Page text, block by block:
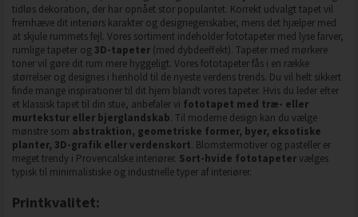
tidløs dekoration, der har opnået stor popularitet. Korrekt udvalgt tapet vil
fremhæve dit interiørs karakter og designegenskaber, mens det hjælper med
at skjule rummets fejl. Vores sortiment indeholder fototapeter med lyse farver,
rumlige tapeter og 3D-tapeter (med dybdeeffekt). Tapeter med mørkere
toner vil gøre dit rum mere hyggeligt. Vores fototapeter fås i en række
størrelser og designes i henhold til de nyeste verdens trends. Du vil helt sikkert
finde mange inspirationer til dit hjem blandt vores tapeter. Hvis du leder efter
et klassisk tapet til din stue, anbefaler vi fototapet med træ- eller
murtekstur eller bjerglandskab. Til moderne design kan du vælge
mønstre som abstraktion, geometriske former, byer, eksotiske
planter, 3D-grafik eller verdenskort. Blomstermotiver og pasteller er
meget trendy i Provencalske interiører. Sort-hvide fototapetervælges
typisk til minimalistiske og industrielle typer af interiører.
Printkvalitet: